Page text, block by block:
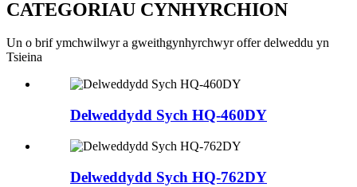
CATEGORIAU CYNHYRCHION
Un o brif ymchwilwyr a gweithgynhyrchwyr offer delweddu yn
Tsieina
Delweddydd Sych HQ-460DY
Delweddydd Sych HQ-762DY